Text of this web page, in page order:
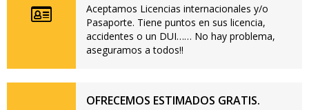
Aceptamos Licencias internacionales y/o
Pasaporte. Tiene puntos en sus licencia,
accidentes o un DUI…… No hay problema,
aseguramos a todos!!
OFRECEMOS ESTIMADOS GRATIS.